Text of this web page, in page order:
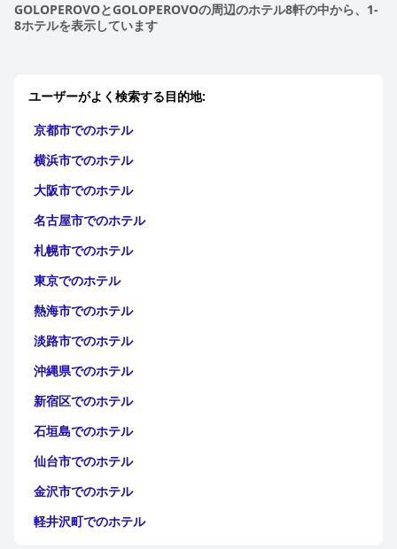
GOLOPEROVOとGOLOPEROVOの周辺のホテル8軒の中から、1-
8ホテルを表示しています
ユーザーがよく検索する目的地:
京都市でのホテル
横浜市でのホテル
大阪市でのホテル
名古屋市でのホテル
札幌市でのホテル
東京でのホテル
熱海市でのホテル
淡路市でのホテル
沖縄県でのホテル
新宿区でのホテル
石垣島でのホテル
仙台市でのホテル
金沢市でのホテル
軽井沢町でのホテル